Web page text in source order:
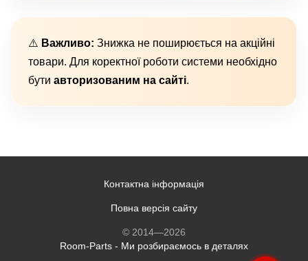
⚠️ Важливо: Знижка не поширюється на акційні
товари. Для коректної роботи системи необхідно
бути авторизованим на сайті.
Контактна інформація
Повна версія сайту
© 2014—2026
Room-Parts - Ми розбираємось в деталях